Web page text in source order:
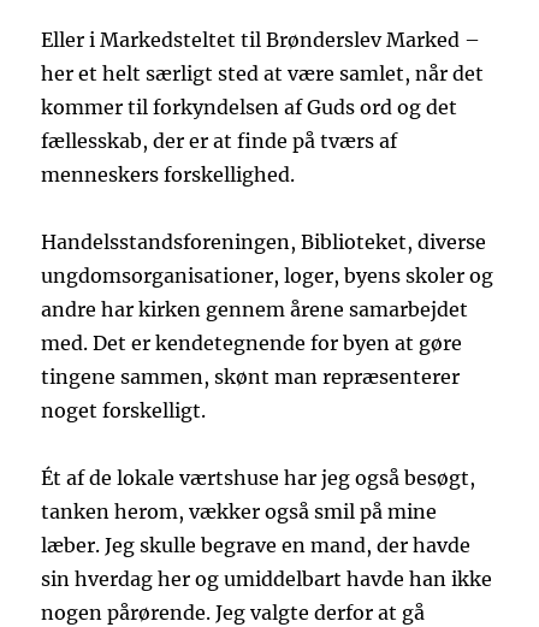
Eller i Markedsteltet til Brønderslev Marked –
her et helt særligt sted at være samlet, når det
kommer til forkyndelsen af Guds ord og det
fællesskab, der er at finde på tværs af
menneskers forskellighed.
Handelsstandsforeningen, Biblioteket, diverse
ungdomsorganisationer, loger, byens skoler og
andre har kirken gennem årene samarbejdet
med. Det er kendetegnende for byen at gøre
tingene sammen, skønt man repræsenterer
noget forskelligt.
Ét af de lokale værtshuse har jeg også besøgt,
tanken herom, vækker også smil på mine
læber. Jeg skulle begrave en mand, der havde
sin hverdag her og umiddelbart havde han ikke
nogen pårørende. Jeg valgte derfor at gå